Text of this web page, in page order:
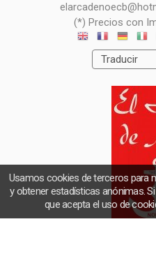
(*) Precios con
Usamos cookies de terceros para
y obtener estadísticas anónimas.
que acepta el uso de